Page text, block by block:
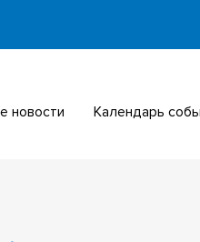
новости Календарь